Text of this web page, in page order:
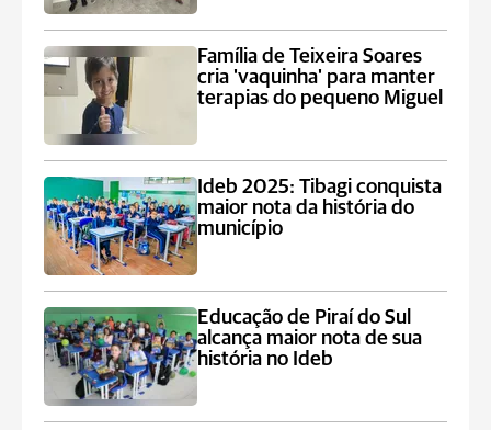
Família de Teixeira Soares
cria 'vaquinha' para manter
terapias do pequeno Miguel
Ideb 2025: Tibagi conquista
maior nota da história do
município
Educação de Piraí do Sul
alcança maior nota de sua
história no Ideb